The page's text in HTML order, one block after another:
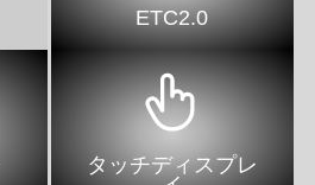
ETC2.0
タッチディスプレ